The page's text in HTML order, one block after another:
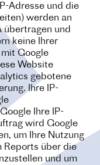
Adresse und die
werden an
übertragen und
keine Ihrer
Google
Website
gebotene
Ihre IP-
Ihre IP-
wird Google
um Ihre Nutzung
Reports über die
und um